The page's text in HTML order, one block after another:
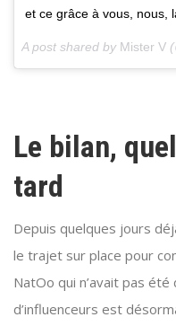
et ce grâce à vous, nous,
A post shared by Mister V
Le bilan,
tard
Depuis quelques jours
le trajet sur place pour
NatOo qui n’avait pas
d’influenceurs est